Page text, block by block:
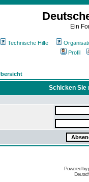
Ein
Technische Hilfe
Profil
Schicken Sie
Powered by